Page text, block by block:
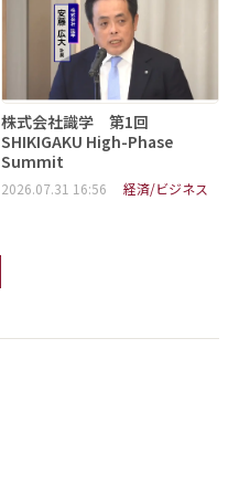
株式会社識学 第1回
SHIKIGAKU High-Phase
Summit
2026.07.31 16:56 経済/ビジネス